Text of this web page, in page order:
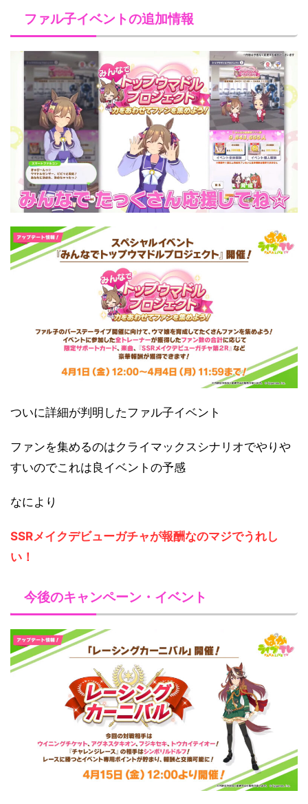
ファル子イベントの追加情報
ついに詳細が判明したファル子イベント
ファンを集めるのはクライマックスシナリオでやりや
すいのでこれは良イベントの予感
なにより
SSRメイクデビューガチャが報酬なのマジでうれし
い！
今後のキャンペーン・イベント